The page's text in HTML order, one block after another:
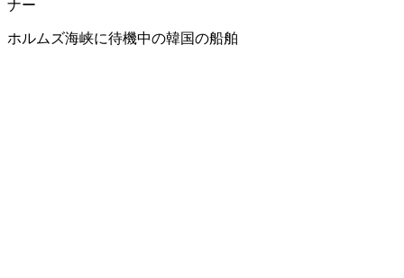
ナー
ホルムズ海峡に待機中の韓国の船舶